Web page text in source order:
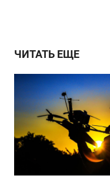
ЧИТАТЬ ЕЩЕ